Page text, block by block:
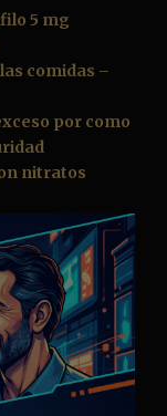
5 mg
comidas –
por como
nitratos